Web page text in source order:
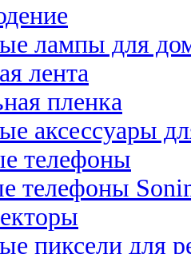
лампы для
лента
пленка
аксессуары
телефоны
телефоны
пиксели для